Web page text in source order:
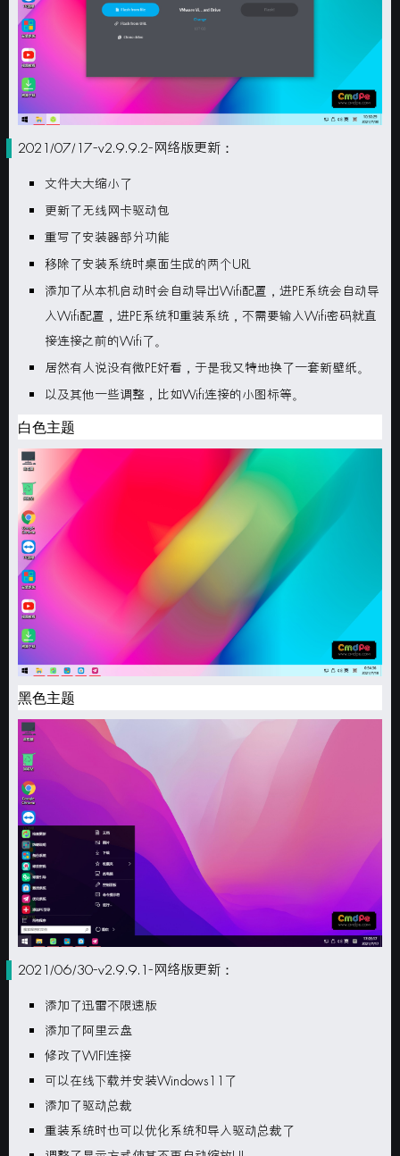
2021/07/17-v2.9.9.2-网络版更新：
文件大大缩小了
更新了无线网卡驱动包
重写了安装器部分功能
移除了安装系统时桌面生成的两个URL
添加了从本机启动时会自动导出Wifi配置，进PE系统会自动导
入Wifi配置，进PE系统和重装系统，不需要输入Wifi密码就直
接连接之前的Wifi了。
居然有人说没有微PE好看，于是我又特地换了一套新壁纸。
以及其他一些调整，比如Wifi连接的小图标等。
白色主题
黑色主题
2021/06/30-v2.9.9.1-网络版更新：
添加了迅雷不限速版
添加了阿里云盘
修改了WIFI连接
可以在线下载并安装Windows11了
添加了驱动总裁
重装系统时也可以优化系统和导入驱动总裁了